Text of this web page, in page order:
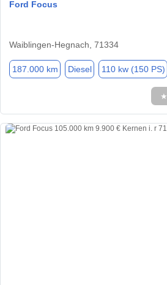
Ford Focus
Waiblingen-Hegnach, 71334
187.000 km Diesel 110 kw (150 PS)
★